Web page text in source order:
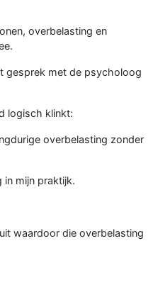
overbelasting en
gesprek met de psycholoog
logisch klinkt:
overbelasting zonder
in mijn praktijk.
waardoor die overbelasting